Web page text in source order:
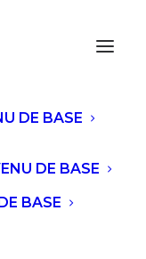
DE BASE
DE BASE
BASE
DES
» AVEC